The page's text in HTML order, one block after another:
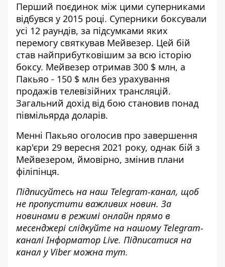
Перший поєдинок між цими суперниками
відбувся у 2015 році. Суперники боксували
усі 12 раундів, за підсумками яких
перемогу святкував Мейвезер. Цей бій
став найприбутковішим за всю історію
боксу. Мейвезер отримав 300 $ млн, а
Пакьяо - 150 $ млн без урахування
продажів телевізійних трансляцій.
Загальний дохід від бою становив понад
півмільярда доларів.
Менні Пакьяо оголосив про завершення
кар'єри 29 вересня 2021 року, однак бій з
Мейвезером, ймовірно, змінив плани
філіпінця.
Підписуйтесь на наш Telegram-канал, щоб
не пропустити важливих новин. За
новинами в режимі онлайн прямо в
месенджері слідкуйте на нашому Telegram-
каналіІнформатор Live. Підписатися на
канал у Viber можна тут.